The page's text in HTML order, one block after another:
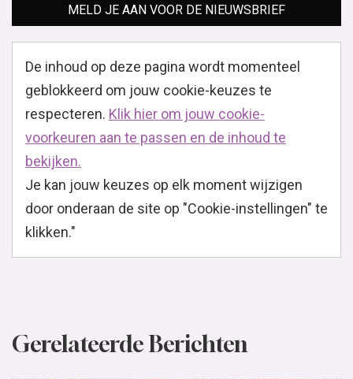
MELD JE AAN VOOR DE NIEUWSBRIEF
De inhoud op deze pagina wordt momenteel
geblokkeerd om jouw cookie-keuzes te
respecteren. Klik hier om jouw cookie-
voorkeuren aan te passen en de inhoud te
bekijken.
Je kan jouw keuzes op elk moment wijzigen
door onderaan de site op "Cookie-instellingen" te
klikken."
Gerelateerde Berichten